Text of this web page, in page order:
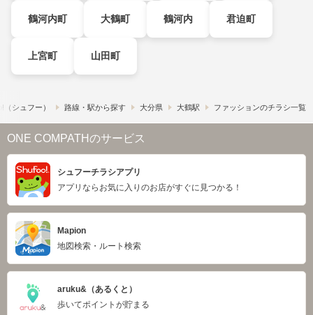
鶴河内町 大鶴町 鶴河内 君迫町
上宮町 山田町
シュフー） 路線・駅から探す 大分県 大鶴駅 ファッションのチラシ一覧
ONE COMPATHのサービス
シュフーチラシアプリ
アプリならお気に入りのお店がすぐに見つかる！
Mapion
地図検索・ルート検索
aruku&（あるくと）
歩いてポイントが貯まる